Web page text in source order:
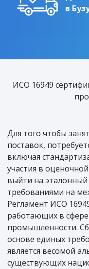
в
ИСО 16949
Для того чтобы
поставок,
включая
участия в
выйти на
требованиями на
Регламент ИСО
работающих в
промышленности.
основе единых
является весомой
существующих